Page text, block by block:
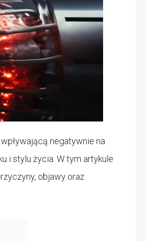
negatywnie na
i stylu życia. W tym artykule
objawy oraz